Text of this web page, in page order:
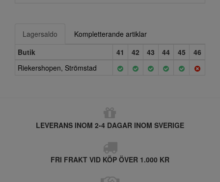
Lagersaldo
Kompletterande artiklar
Butik
41 42 43 44 45
46
Riekershopen, Strömstad
LEVERANS INOM 2-4 DAGAR INOM SVERIGE
FRI FRAKT VID KÖP ÖVER 1.000 KR